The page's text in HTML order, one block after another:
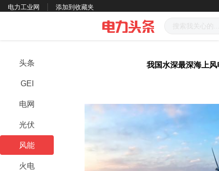
电力工业网 添加到收藏夹
头条
GEI
电网
光伏
风能
火电
我国水深最深海上